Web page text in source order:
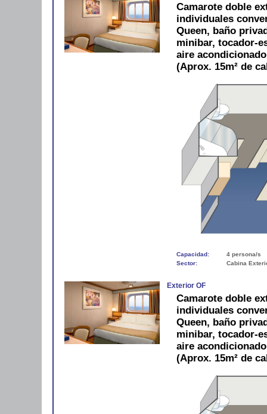
Camarote doble
individuales
Queen, baño
minibar, tocador-
aire
(Aprox. 15m² de
Capacidad:
4 persona/s
Sector:
Cabina
Exterior OF
Camarote doble
individuales
Queen, baño
minibar, tocador-
aire
(Aprox. 15m² de